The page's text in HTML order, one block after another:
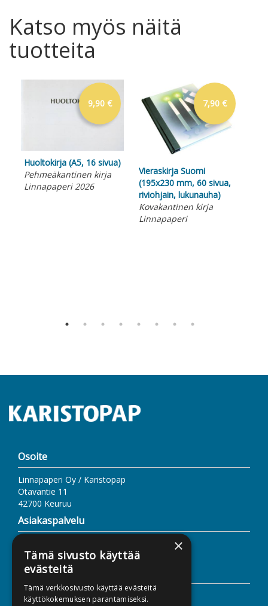
Katso myös näitä
tuotteita
9,90 €
Huoltokirja (A5, 16 sivua)
Pehmeäkantinen kirja
Linnapaperi 2026
7,90 €
Vieraskirja Suomi
(195x230 mm, 60 sivua,
riviohjain, lukunauha)
Kovakantinen kirja
Linnapaperi
Osoite
Linnapaperi Oy / Karistopap
Otavantie 11
42700 Keuruu
Asiakaspalvelu
www.linnapaperi.fi
Lisätietoa
Toimitusehdot
×
Tämä sivusto käyttää
evästeitä
Tämä verkkosivusto käyttää evästeitä
käyttökokemuksen parantamiseksi.